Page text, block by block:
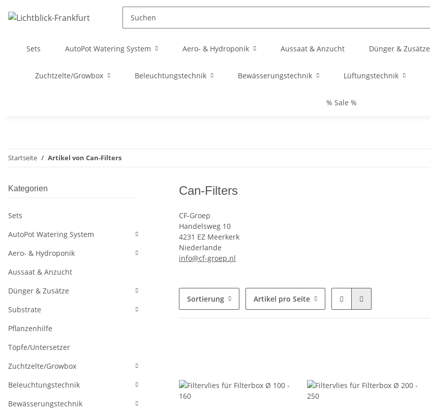
Sets AutoPot Watering System Aero- & Hydroponik Aussaat & Anzucht Dünger & Zusätze
Zuchtzelte/Growbox Beleuchtungstechnik Bewässerungstechnik Lüftungstechnik
% Sale %
Startseite Artikel von Can-Filters
Can-Filters
CF-Groep
Handelsweg 10
4231 EZ Meerkerk
Niederlande
info@cf-groep.nl
Sortierung Artikel pro Seite
Kategorien
Sets
AutoPot Watering System
Aero- & Hydroponik
Aussaat & Anzucht
Dünger & Zusätze
Substrate
Pflanzenhilfe
Töpfe/Untersetzer
Zuchtzelte/Growbox
Beleuchtungstechnik
Bewässerungstechnik